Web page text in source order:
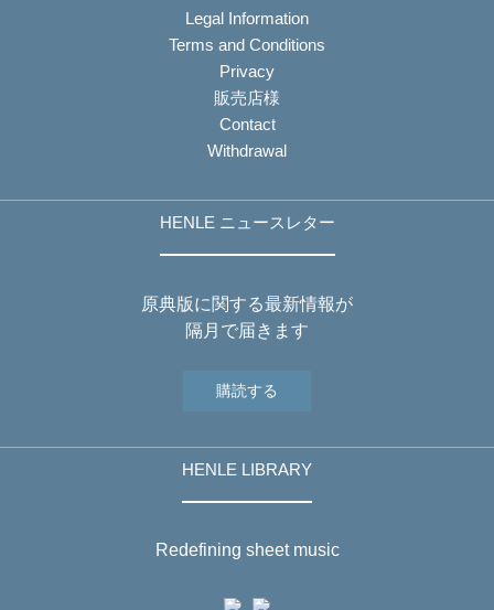
Legal Information
Terms and Conditions
Privacy
販売店様
Contact
Withdrawal
HENLE ニュースレター
原典版に関する最新情報が
隔月で届きます
購読する
HENLE LIBRARY
Redefining sheet music